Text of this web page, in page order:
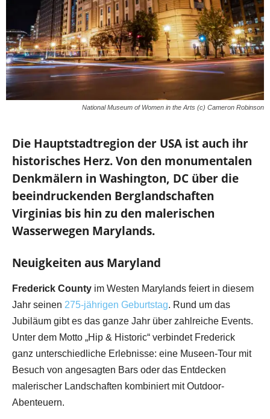
National Museum of Women in the Arts (c) Cameron Robinson
Die Hauptstadtregion der USA ist auch ihr
historisches Herz. Von den monumentalen
Denkmälern in Washington, DC über die
beeindruckenden Berglandschaften
Virginias bis hin zu den malerischen
Wasserwegen Marylands.
Neuigkeiten aus Maryland
Frederick County im Westen Marylands feiert in diesem
Jahr seinen 275-jährigen Geburtstag. Rund um das
Jubiläum gibt es das ganze Jahr über zahlreiche Events.
Unter dem Motto „Hip & Historic“ verbindet Frederick
ganz unterschiedliche Erlebnisse: eine Museen-Tour mit
Besuch von angesagten Bars oder das Entdecken
malerischer Landschaften kombiniert mit Outdoor-
Abenteuern.